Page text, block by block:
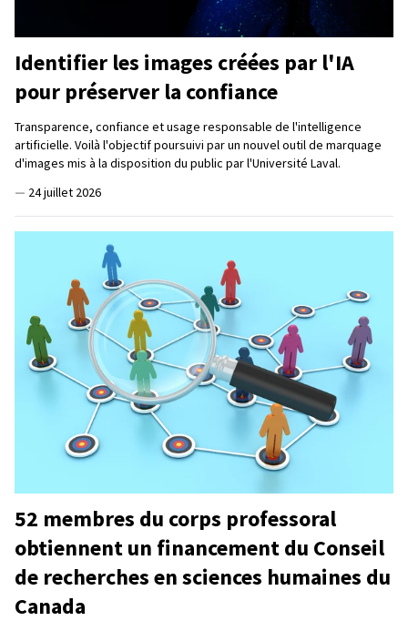
Identifier les images créées par l'IA
pour préserver la confiance
Transparence, confiance et usage responsable de l'intelligence
artificielle. Voilà l'objectif poursuivi par un nouvel outil de marquage
d'images mis à la disposition du public par l'Université Laval.
— 24 juillet 2026
52 membres du corps professoral
obtiennent un financement du Conseil
de recherches en sciences humaines du
Canada